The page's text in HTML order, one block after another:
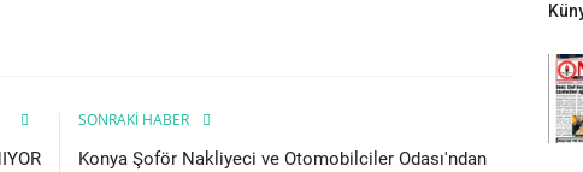
SONRAKI HABER
Konya Şoför Nakliyeci ve Otomobilciler Odası'ndan